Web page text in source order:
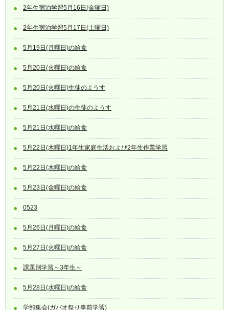
2年生宿泊学習5月16日(金曜日)
2年生宿泊学習5月17日(土曜日)
5月19日(月曜日)の給食
5月20日(火曜日)の給食
5月20日(火曜日)生徒のようす
5月21日(水曜日)の生徒のようす
5月21日(水曜日)の給食
5月22日(木曜日)1年生家庭生活および2年生作業学習
5月22日(木曜日)の給食
5月23日(金曜日)の給食
0523
5月26日(月曜日)の給食
5月27日(火曜日)の給食
課題別学習～3年生～
5月28日(水曜日)の給食
学部集会(ガパオ祭り事前学習)